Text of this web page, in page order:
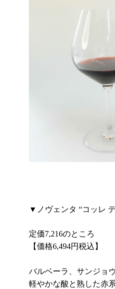
▼ノヴェンタ “コッレ
定価7,216のところ
【価格6,494円税込】
バルベーラ、サンジョ
軽やかな酸と熟した赤